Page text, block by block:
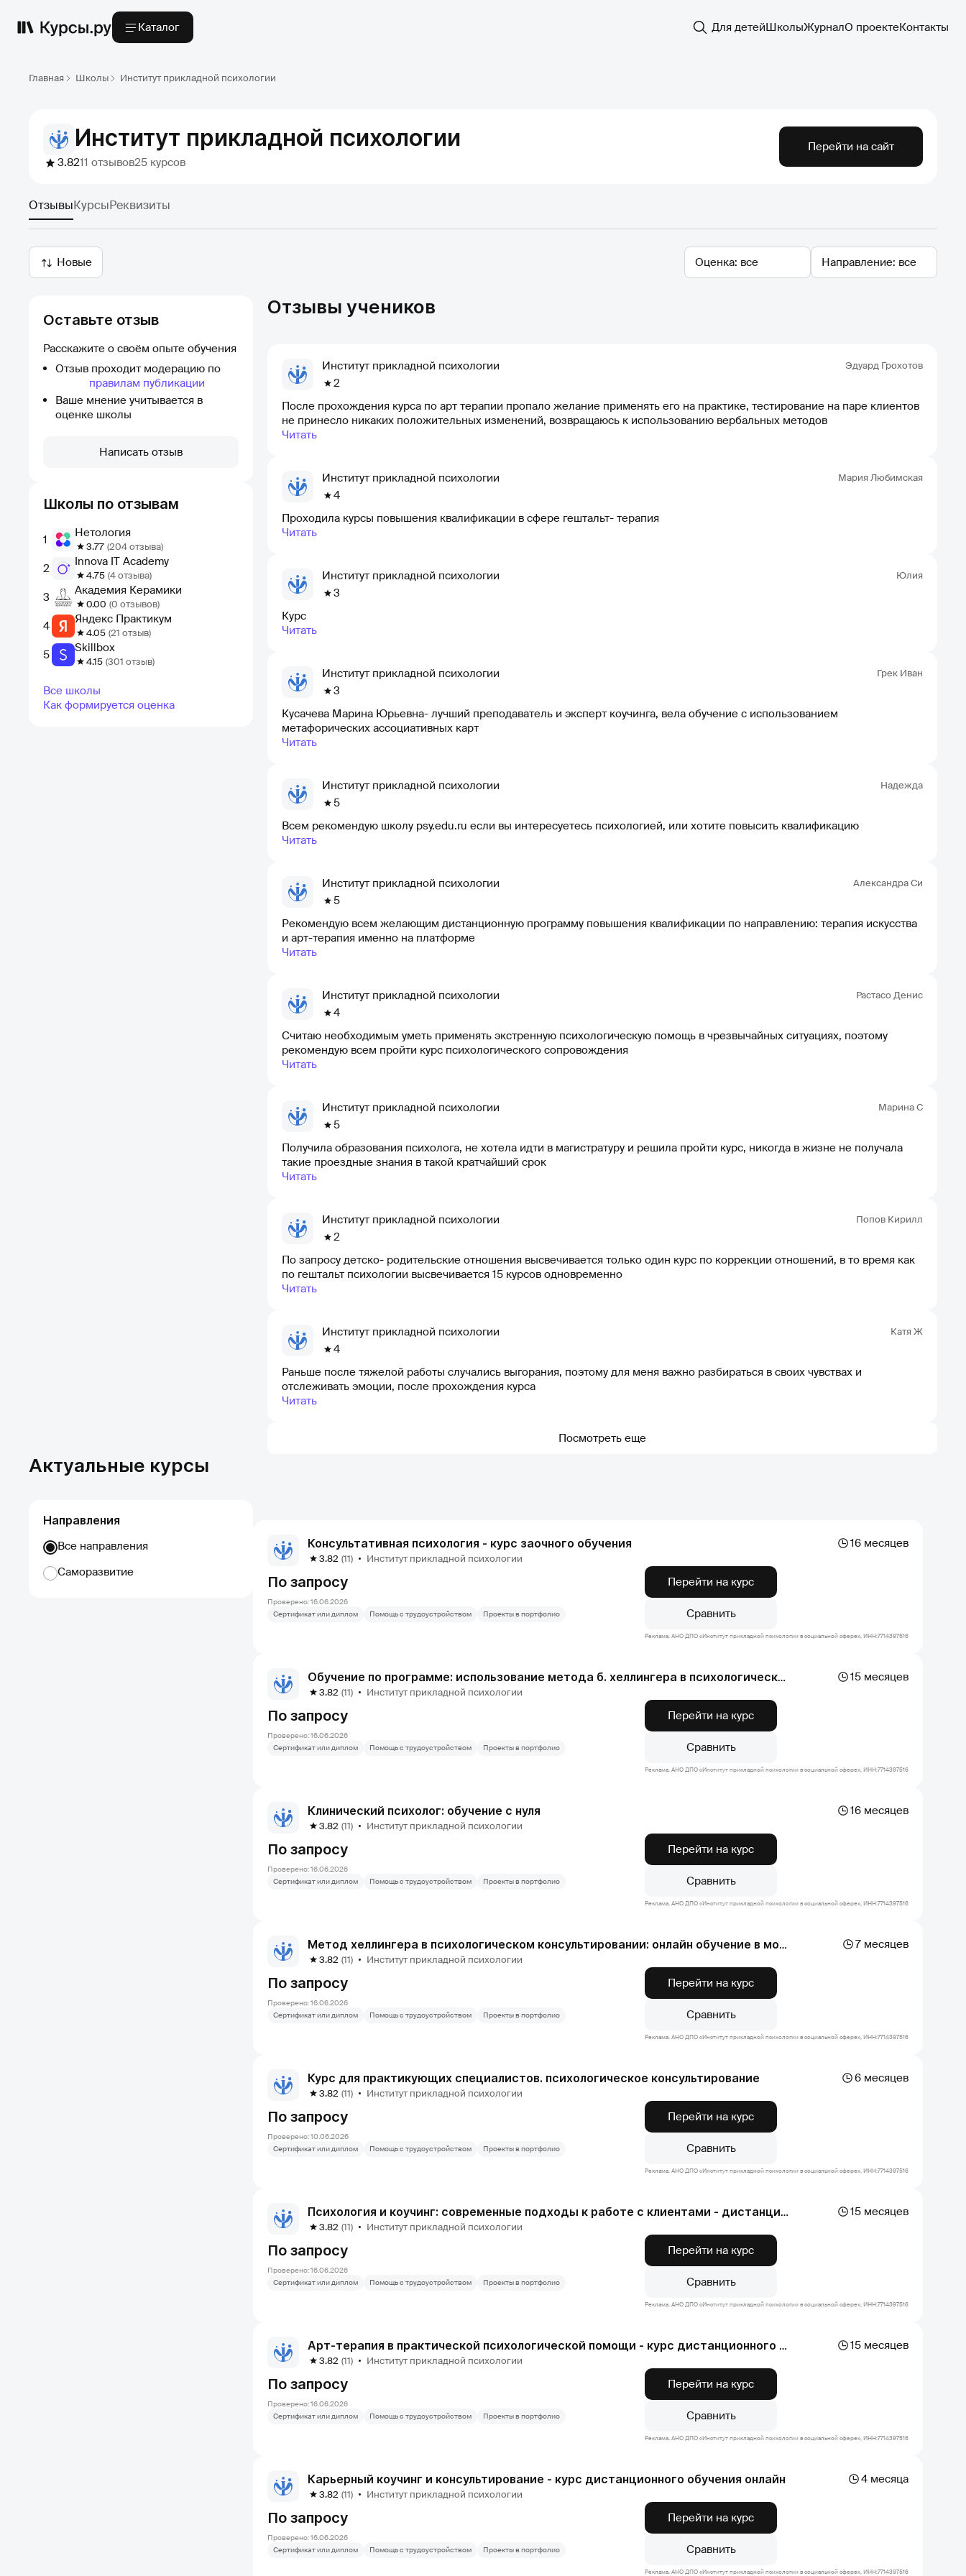
Каталог Для детейШколыЖурналО проектеКонтакты
Главная Школы Институт прикладной психологии
Институт прикладной психологии
3.8211 отзывов25 курсов
Перейти на сайт
ОтзывыКурсыРеквизиты
Новые
Оценка Направление
Оставьте отзыв
Расскажите о своём опыте обучения
Отзыв проходит модерацию по
правилам публикации
Ваше мнение учитывается в
оценке школы
Написать отзыв
Школы по отзывам
1 Нетология
3.77 (204 отзыва)
2 Innova IT Academy
4.75 (4 отзыва)
3 Академия Керамики
0.00 (0 отзывов)
4 Яндекс Практикум
4.05 (21 отзыв)
5 Skillbox
4.15 (301 отзыв)
Все школы
Как формируется оценка
Отзывы учеников
Институт прикладной психологии
2
Эдуард Грохотов
После прохождения курса по арт терапии пропало желание применять его на практике, тестирование на паре клиентов
не принесло никаких положительных изменений, возвращаюсь к использованию вербальных методов
Читать
Институт прикладной психологии
4
Мария Любимская
Проходила курсы повышения квалификации в сфере гештальт- терапия
Читать
Институт прикладной психологии
3
Юлия
Курс
Читать
Институт прикладной психологии
3
Грек Иван
Кусачева Марина Юрьевна- лучший преподаватель и эксперт коучинга, вела обучение с использованием
метафорических ассоциативных карт
Читать
Институт прикладной психологии
5
Надежда
Всем рекомендую школу psy.edu.ru если вы интересуетесь психологией, или хотите повысить квалификацию
Читать
Институт прикладной психологии
5
Александра Си
Рекомендую всем желающим дистанционную программу повышения квалификации по направлению: терапия искусства
и арт-терапия именно на платформе
Читать
Институт прикладной психологии
4
Растасо Денис
Считаю необходимым уметь применять экстренную психологическую помощь в чрезвычайных ситуациях, поэтому
рекомендую всем пройти курс психологического сопровождения
Читать
Институт прикладной психологии
5
Марина С
Получила образования психолога, не хотела идти в магистратуру и решила пройти курс, никогда в жизне не получала
такие проездные знания в такой кратчайший срок
Читать
Институт прикладной психологии
2
Попов Кирилл
По запросу детско- родительские отношения высвечивается только один курс по коррекции отношений, в то время как
по гештальт психологии высвечивается 15 курсов одновременно
Читать
Институт прикладной психологии
4
Катя Ж
Раньше после тяжелой работы случались выгорания, поэтому для меня важно разбираться в своих чувствах и
отслеживать эмоции, после прохождения курса
Читать
Посмотреть еще
Актуальные курсы
Направления
Все направления
Саморазвитие
Консультативная психология - курс заочного обучения 16 месяцев
3.82 (11) Институт прикладной психологии
По запросу
Проверено: 16.06.2026
Сертификат или диплом
Помощь с трудоустройством Проекты в портфолио
Перейти на курс
Сравнить
Реклама. АНО ДПО «Институт прикладной психологии в социальной сфере», ИНН:7714397516
Обучение по программе: использование метода б. хеллингера в психологическом консультировании 15 месяцев
3.82 (11) Институт прикладной психологии
По запросу
Проверено: 16.06.2026
Сертификат или диплом
Помощь с трудоустройством Проекты в портфолио
Перейти на курс
Сравнить
Реклама. АНО ДПО «Институт прикладной психологии в социальной сфере», ИНН:7714397516
Клинический психолог: обучение с нуля 16 месяцев
3.82 (11) Институт прикладной психологии
По запросу
Проверено: 16.06.2026
Сертификат или диплом
Помощь с трудоустройством Проекты в портфолио
Перейти на курс
Сравнить
Реклама. АНО ДПО «Институт прикладной психологии в социальной сфере», ИНН:7714397516
Метод хеллингера в психологическом консультировании: онлайн обучение в москве 7 месяцев
3.82 (11) Институт прикладной психологии
По запросу
Проверено: 16.06.2026
Сертификат или диплом
Помощь с трудоустройством Проекты в портфолио
Перейти на курс
Сравнить
Реклама. АНО ДПО «Институт прикладной психологии в социальной сфере», ИНН:7714397516
Курс для практикующих специалистов. психологическое консультирование 6 месяцев
3.82 (11) Институт прикладной психологии
По запросу
Проверено: 10.06.2026
Сертификат или диплом
Помощь с трудоустройством Проекты в портфолио
Перейти на курс
Сравнить
Реклама. АНО ДПО «Институт прикладной психологии в социальной сфере», ИНН:7714397516
Психология и коучинг: современные подходы к работе с клиентами - дистанционный курс обучения онлайн 15 месяцев
3.82 (11) Институт прикладной психологии
По запросу
Проверено: 16.06.2026
Сертификат или диплом
Помощь с трудоустройством Проекты в портфолио
Перейти на курс
Сравнить
Реклама. АНО ДПО «Институт прикладной психологии в социальной сфере», ИНН:7714397516
Арт-терапия в практической психологической помощи - курс дистанционного обучения для психологов 15 месяцев
3.82 (11) Институт прикладной психологии
По запросу
Проверено: 16.06.2026
Сертификат или диплом
Помощь с трудоустройством Проекты в портфолио
Перейти на курс
Сравнить
Реклама. АНО ДПО «Институт прикладной психологии в социальной сфере», ИНН:7714397516
Карьерный коучинг и консультирование - курс дистанционного обучения онлайн 4 месяца
3.82 (11) Институт прикладной психологии
По запросу
Проверено: 16.06.2026
Сертификат или диплом
Помощь с трудоустройством Проекты в портфолио
Перейти на курс
Сравнить
Реклама. АНО ДПО «Институт прикладной психологии в социальной сфере», ИНН:7714397516